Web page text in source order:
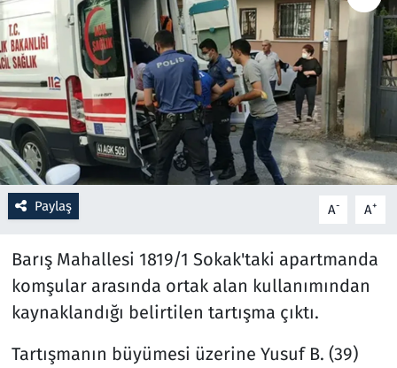
Paylaş A- A+
Barış Mahallesi 1819/1 Sokak'taki apartmanda
komşular arasında ortak alan kullanımından
kaynaklandığı belirtilen tartışma çıktı.
Tartışmanın büyümesi üzerine Yusuf B. (39)
Ramazan
Resmi İlanlar
Rüya Tabirleri
Sağlık
Savunma Sanayi
Seçim 2023
Spor
Teknoloji ve Bilim